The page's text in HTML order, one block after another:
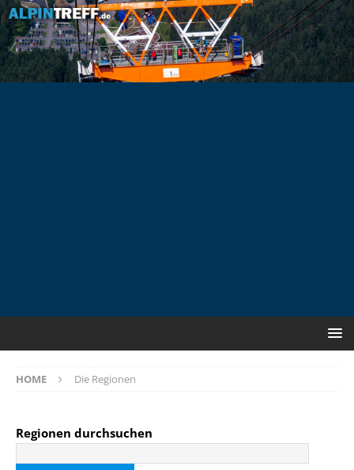
HOME Die Regionen
Regionen durchsuchen